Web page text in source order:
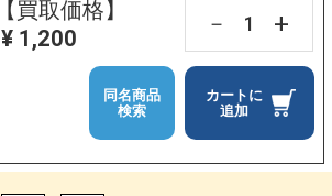
【買取価格】
¥ 1,200
－ +
カートに
追加
同名商品
検索